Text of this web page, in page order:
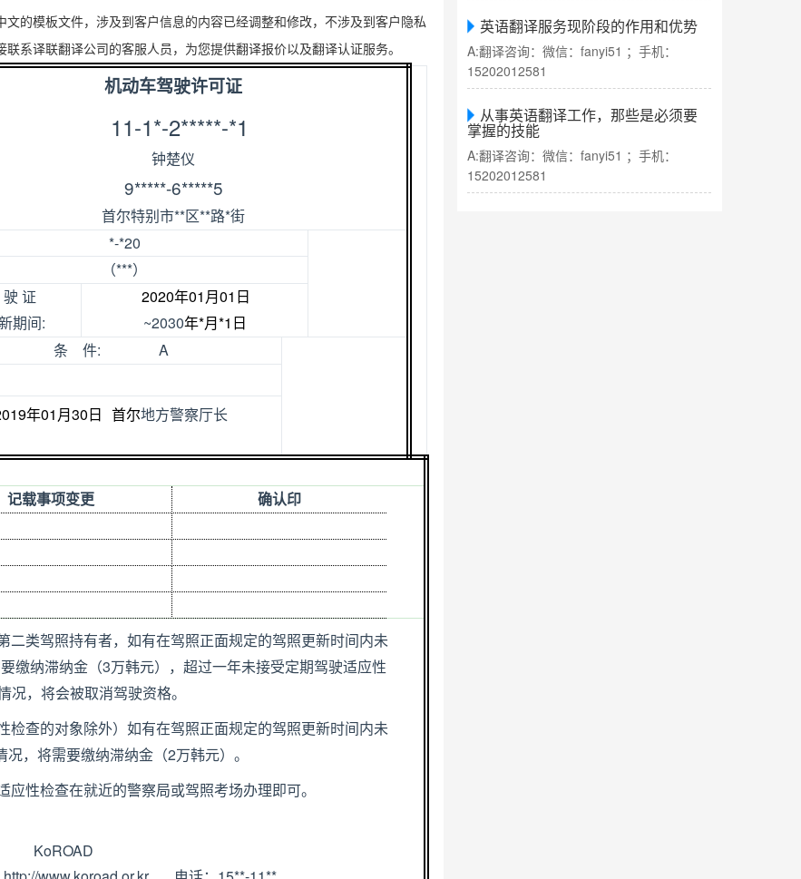
的模板文件，涉及到客户信息的内容已经调整和修改，不涉及到客户隐私
系译联翻译公司的客服人员，为您提供翻译报价以及翻译认证服务。
机动车驾驶许可证
11-1*-2*****-*1
钟楚仪
9*****-6*****5
首尔特别市**区**路*街
*-*20
（***）
驶 证
期间 :
2020年01 月01 日
~2030年*月 *1 日
条
件: A
年01 月30 日 首尔地方警察厅长
记载事项变更 确认印
二类驾照持有者，如有在驾照正面规定的驾照更新时间内未
缴纳滞纳金（3万韩元），超过一年未接受定期驾驶适应性
况，将会被取消驾驶资格。
检查的对象除外）如有在驾照正面规定的驾照更新时间内未
况，将需要缴纳滞纳金（2万韩元）。
应性检查在就近的警察局或驾照考场办理即可。
KoROAD
英语翻译服务现阶段的作用和优势
A:翻译咨询：微信：fanyi51 ；手机：
15202012581
从事英语翻译工作，那些是必须要
掌握的技能
A:翻译咨询：微信：fanyi51 ；手机：
15202012581